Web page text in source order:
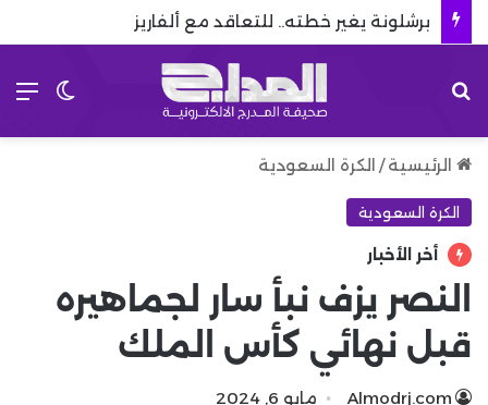
برشلونة يغير خطته.. للتعاقد مع ألفاريز
الرئيسية / الكرة السعودية
الكرة السعودية
أخر الأخبار
النصر يزف نبأ سار لجماهيره
قبل نهائي كأس الملك
Almodrj.com
مايو 6, 2024